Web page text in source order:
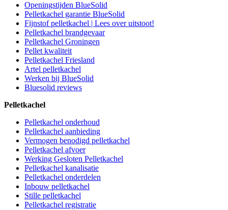
Openingstijden BlueSolid
Pelletkachel garantie BlueSolid
Fijnstof pelletkachel | Lees over uitstoot!
Pelletkachel brandgevaar
Pelletkachel Groningen
Pellet kwaliteit
Pelletkachel Friesland
Artel pelletkachel
Werken bij BlueSolid
Bluesolid reviews
Pelletkachel
Pelletkachel onderhoud
Pelletkachel aanbieding
Vermogen benodigd pelletkachel
Pelletkachel afvoer
Werking Gesloten Pelletkachel
Pelletkachel kanalisatie
Pelletkachel onderdelen
Inbouw pelletkachel
Stille pelletkachel
Pelletkachel registratie